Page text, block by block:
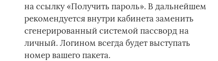
на ссылку «Получить пароль». В дальнейшем
рекомендуется внутри кабинета заменить
сгенерированный системой пассворд на
личный. Логином всегда будет выступать
номер вашего пакета.